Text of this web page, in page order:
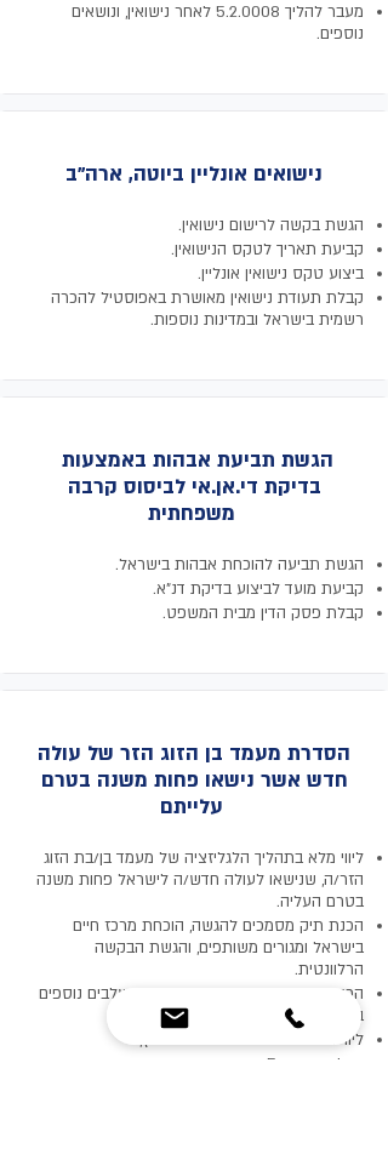
מעבר להליך 5.2.0008 לאחר נישואין, ונושאים
נוספים.
נישואים אונליין ביוטה, ארה"ב
הגשת בקשה לרישום נישואין.
קביעת תאריך לטקס הנישואין.
ביצוע טקס נישואין אונליין.
קבלת תעודת נישואין מאושרת באפוסטיל להכרה
רשמית בישראל ובמדינות נוספות.
הגשת תביעת אבהות באמצעות
בדיקת די.אן.אי לביסוס קרבה
הגשת תביעה להוכחת אבהות בישראל.
קביעת מועד לביצוע בדיקת דנ"א.
קבלת פסק הדין מבית המשפט.
הסדרת מעמד בן הזוג הזר של עולה
חדש אשר נישאו פחות משנה בטרם
ליווי מלא בתהליך הלגליזציה של מעמד בן/בת הזוג
הזר/ה, שנישאו לעולה חדש/ה לישראל פחות משנה
בטרם העליה.
הכנת תיק מסמכים להגשה, הוכחת מרכז חיים
בישראל ומגורים משותפים, והגשת הבקשה
הרלוונטית.
הכנה לראיון לאימות אמיתות הקשר ושלבים נוספים
בתהליך.
ליווי מול משרד הפנים ברחבי הארץ,
קבלת ויזת א/5 במועד.